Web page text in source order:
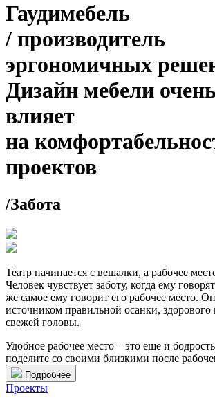
Гаудимебель
/ производитель
эргономичных
Дизайн мебели
влияет
на
проектов
/Забота
Театр начинается с вешалки, а рабочее
Человек чувствует заботу, когда ему
же самое ему говорит его рабочее место.
источником правильной осанки, здорового
свежей головы.
Удобное рабочее место – это еще и
поделите со своими близкими после
Подробнее
Проекты